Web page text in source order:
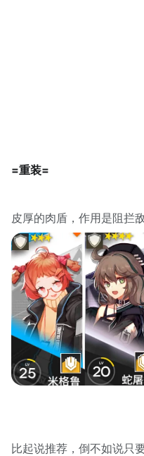
=重装=
皮厚的肉盾，作用是阻拦敌
比起说推荐，倒不如说只